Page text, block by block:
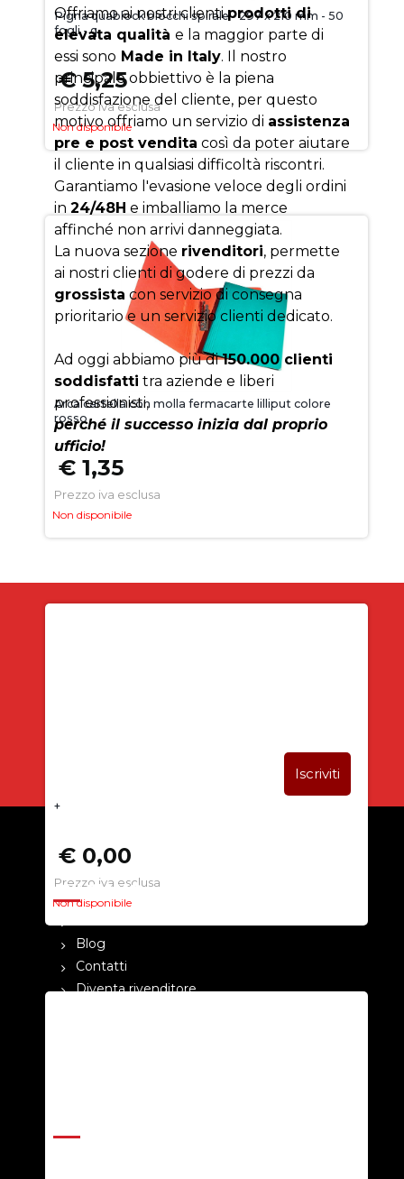
Pigna quablock blocchi spirale - 297 x 210 mm - 50
fogli - q
€ 5,25
Prezzo iva esclusa
Non disponibile
Arca cartella con molla fermacarte lilliput colore
rosso
€ 1,35
Prezzo iva esclusa
Non disponibile
+
€ 0,00
Prezzo iva esclusa
Non disponibile
Offriamo ai nostri clientiprodotti di
elevata qualità e la maggior parte di
essi sono Made in Italy. Il nostro
principale obbiettivo è la piena
soddisfazione del cliente, per questo
motivo offriamo un servizio di assistenza
pre e post vendita così da poter aiutare
il cliente in qualsiasi difficoltà riscontri.
Garantiamo l'evasione veloce degli ordini
in 24/48H e imballiamo la merce
affinché non arrivi danneggiata.
La nuova sezione rivenditori, permette
ai nostri clienti di godere di prezzi da
grossista con servizio di consegna
prioritario e un servizio clienti dedicato.
Ad oggi abbiamo più di150.000 clienti
soddisfatti tra aziende e liberi
professionisti,
perché il successo inizia dal proprio
ufficio!
CHI SIAMO
Blog
Contatti
Diventa rivenditore